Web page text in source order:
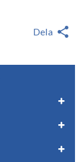
Dela